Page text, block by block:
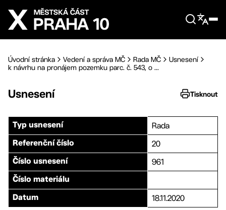
Přejít na hlavní obsah
Úvodní stránka Vedení a správa MČ Rada MČ
Usnesení
k návrhu na pronájem pozemku parc. č. 543, o ...
Usnesení Tisknout
Typ usnesení Rada
Referenční číslo 20
Číslo usnesení 961
Číslo materiálu
Datum 18.11.2020